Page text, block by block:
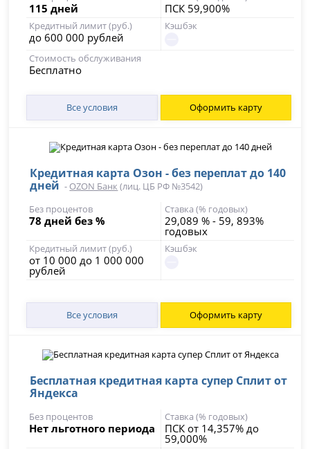
115 дней ПСК 59,900%
Кредитный лимит (руб.)
до 600 000 рублей
Кэшбэк
Стоимость обслуживания
Бесплатно
Все условия Оформить карту
Кредитная карта Озон - без переплат до 140
дней - OZON Банк (лиц. ЦБ РФ №3542)
Без процентов
78 дней без %
Ставка (% годовых)
29,089 % - 59, 893%
годовых
Кредитный лимит (руб.)
от 10 000 до 1 000 000
рублей
Кэшбэк
Все условия Оформить карту
Бесплатная кредитная карта супер Сплит от
Яндекса
Без процентов
Нет льготного периода
Ставка (% годовых)
ПСК от 14,357% до
59,000%